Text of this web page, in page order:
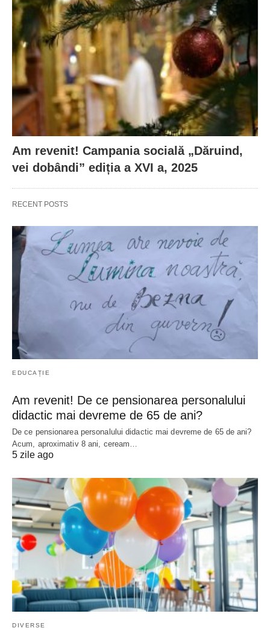
Am revenit! Campania socială „Dăruind,
vei dobândi” ediția a XVI a, 2025
RECENT POSTS
EDUCAȚIE
Am revenit! De ce pensionarea personalului
didactic mai devreme de 65 de ani?
De ce pensionarea personalului didactic mai devreme de 65 de ani?
Acum, aproximativ 8 ani, ceream…
5 zile ago
DIVERSE